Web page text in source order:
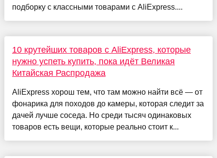
подборку с классными товарами с AliExpress....
10 крутейших товаров с AliExpress, которые
нужно успеть купить, пока идёт Великая
Китайская Распродажа
AliExpress хорош тем, что там можно найти всё — от
фонарика для походов до камеры, которая следит за
дачей лучше соседа. Но среди тысяч одинаковых
товаров есть вещи, которые реально стоит к...